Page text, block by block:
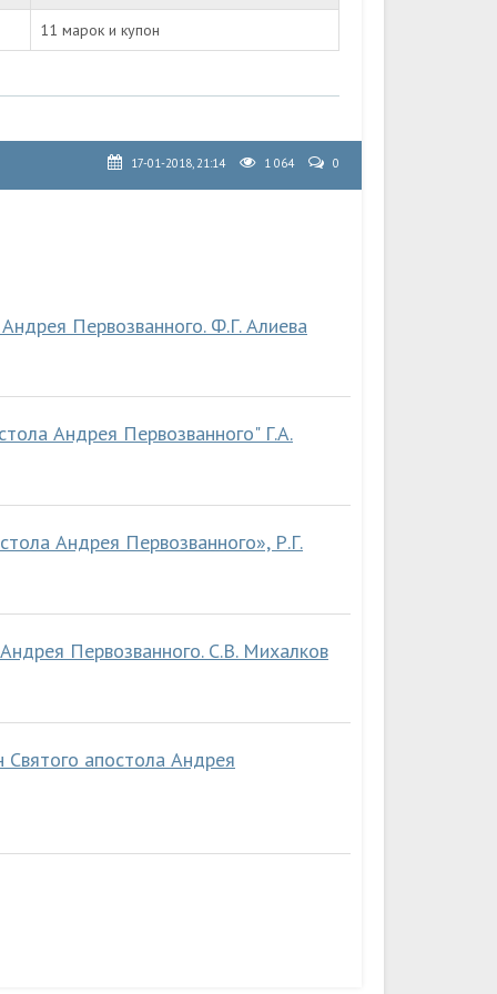
11 марок и купон
17-01-2018, 21:14 1 064 0
Первозванного. Ф.Г. Алиева
Андрея Первозванного" Г.А.
Андрея Первозванного», Р.Г.
Первозванного. С.В. Михалков
апостола Андрея